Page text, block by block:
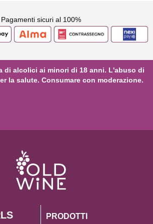
Pagamenti sicuri al 100%
di alcolici ai minori di 18 anni. L'abuso di
la salute. Consumare con moderazione.
PRODOTTI